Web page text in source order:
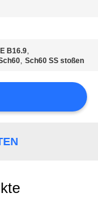
B16.9,
,Sch60 SS stoßen